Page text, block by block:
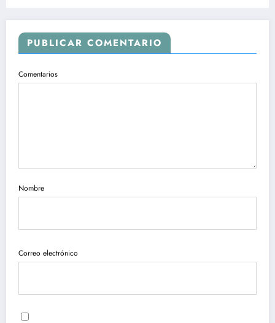
PUBLICAR COMENTARIO
Comentarios
Nombre
Correo electrónico